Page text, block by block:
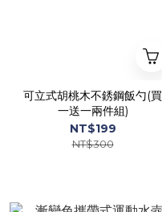
可立式胡桃木不銹鋼飯勺(買
一送一兩件組)
NT$199
NT$300